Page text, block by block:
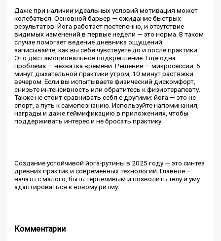
Даже при наличии идеальных условий мотивация может
колебаться. Основной барьер — ожидание быстрых
результатов. Йога работает постепенно, и отсутствие
видимых изменений в первые недели — это норма. В таком
случае помогает ведение дневника ощущений:
записывайте, как вы себя чувствуете до и после практики.
Это даст эмоциональное подкрепление. Ещё одна
проблема — нехватка времени. Решение — микросессии: 5
минут дыхательной практики утром, 10 минут растяжки
вечером. Если вы испытываете физический дискомфорт,
снизьте интенсивность или обратитесь к физиотерапевту.
Также не стоит сравнивать себя с другими: йога — это не
спорт, а путь к самопознанию. Используйте напоминания,
награды и даже геймификацию в приложениях, чтобы
поддерживать интерес и не бросать практику.
Создание устойчивой йога-рутины в 2025 году — это синтез
древних практик и современных технологий. Главное —
начать с малого, быть терпеливым и позволить телу и уму
адаптироваться к новому ритму.
Комментарии